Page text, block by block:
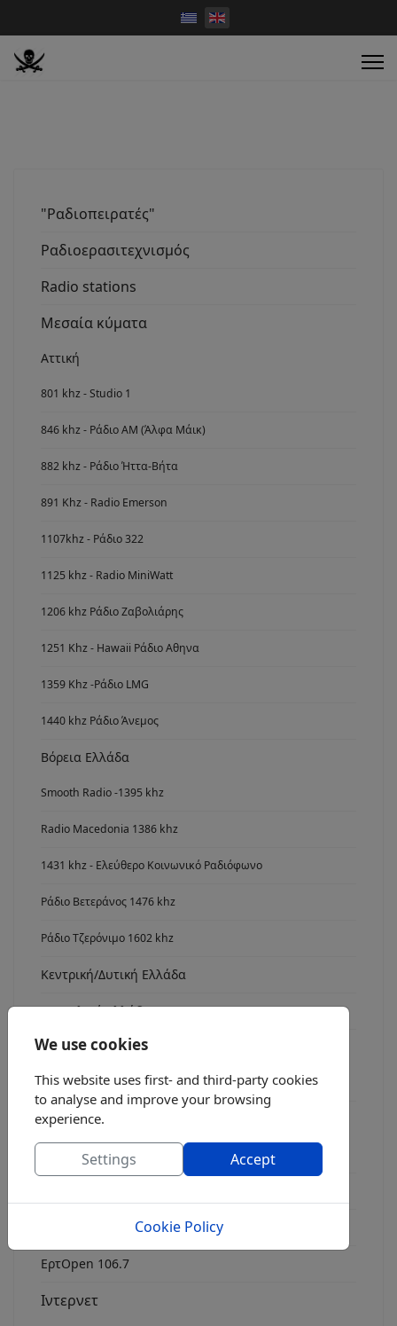
"Ραδιοπειρατές"
Ραδιοερασιτεχνισμός
Radio stations
Μεσαία κύματα
Αττική
801 khz - Studio 1
846 khz - Ράδιο ΑΜ (Άλφα Μάικ)
882 khz - Ράδιο Ήττα-Βήτα
891 Khz - Radio Emerson
1107khz - Ράδιο 322
1125 khz - Radio MiniWatt
1206 khz Ράδιο Ζαβολιάρης
1251 Khz - Hawaii Ράδιο Αθηνα
1359 Khz -Ράδιο LMG
1440 khz Ράδιο Άνεμος
Βόρεια Ελλάδα
Smooth Radio -1395 khz
Radio Macedonia 1386 khz
1431 khz - Ελεύθερο Κοινωνικό Ραδιόφωνο
Ράδιο Βετεράνος 1476 khz
Ράδιο Τζερόνιμο 1602 khz
Κεντρική/Δυτική Ελλάδα
Ανατολική Ελλάδα
Νότια Ελλάδα
Radio Asyrmatos 1134 khz
FM stereo
Ράδιο fm7
ΕρτOpen 106.7
Ιντερνετ
We use cookies
This website uses first- and third-party cookies
to analyse and improve your browsing
experience.
Settings Accept
Cookie Policy